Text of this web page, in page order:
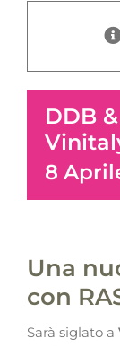
DDB
8
Una
con
Sarà siglato a